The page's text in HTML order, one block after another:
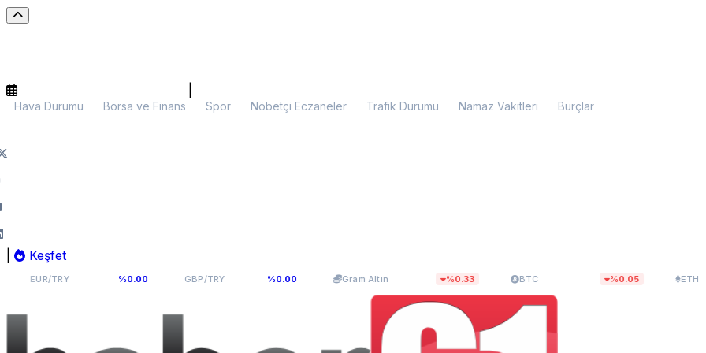
Hava Durumu Borsa ve Finans Spor Nöbetçi Eczaneler Trafik Durumu Namaz Vakitleri Burçlar
Keşfet
54,8177 GBP/TRY 63,965 %0.00 Gram Altın5.981,84 $64.460,82 ETH $1.894,17